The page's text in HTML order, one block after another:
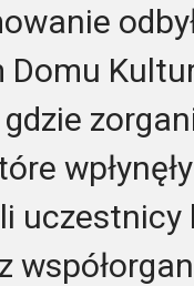
Domu
uczestnicy